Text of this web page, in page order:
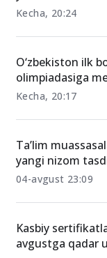
yetkaziladi
Kecha, 20:24
olimpiadasiga
Kecha, 20:17
yangi nizom
04-avgust 23:09